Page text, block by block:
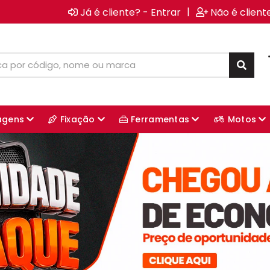
Já é cliente? - Entrar | Não é
Fixação Ferramentas Motos